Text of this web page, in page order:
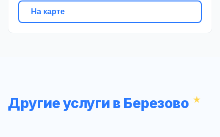
На карте
Другие услуги в Березово